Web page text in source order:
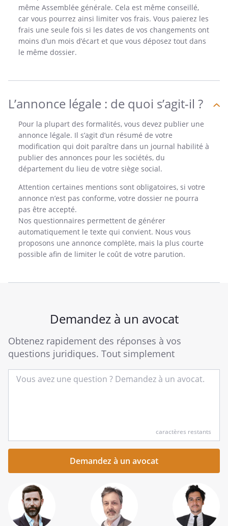
même Assemblée générale. Cela est même conseillé,
car vous pourrez ainsi limiter vos frais. Vous paierez les
frais une seule fois si les dates de vos changements ont
moins d’un mois d’écart et que vous déposez tout dans
le même dossier.
L’annonce légale : de quoi s’agit-il ?
Pour la plupart des formalités, vous devez publier une
annonce légale. Il s’agit d’un résumé de votre
modification qui doit paraître dans un journal habilité à
publier des annonces pour les sociétés, du
département du lieu de votre siège social.
Attention certaines mentions sont obligatoires, si votre
annonce n’est pas conforme, votre dossier ne pourra
pas être accepté.
Nos questionnaires permettent de générer
automatiquement le texte qui convient. Nous vous
proposons une annonce complète, mais la plus courte
possible afin de limiter le coût de votre parution.
Demandez à un avocat
Obtenez rapidement des réponses à vos
questions juridiques. Tout simplement
votre
question
ici
caractères restants